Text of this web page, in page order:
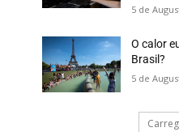
5 de
O calor
Brasil?
5 de